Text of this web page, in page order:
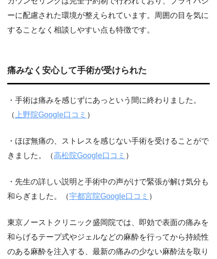
ーに配慮された環境が整えられています。周囲の目を気に
することなく相談しやすい点も特徴です。
痛みなく安心して手術が受けられた
・手術は痛みを感じずにあっという間に終わりました。
（ 上野院Google口コミ ）
・ほぼ無痛の、ストレスを感じない手術を受けることがで
きました。（高松院Google口コミ ）
・先生の詳しい説明と手術中の声がけで緊張が解け気分も
和らぎました。（宇都宮院Google口コミ ）
東京ノーストクリニック盛岡院では、即効で表面の痛みを
和らげるテープ式やジェルなどの麻酔を行ってから持続性
のある麻酔を注入する、最新の痛みの少ない麻酔法を取り